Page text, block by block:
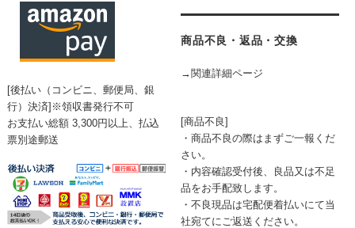
[後払い（コンビニ、郵便局、銀
行）決済]※領収書発行不可
お支払い総額 3,300円以上、払込
票別途郵送
商品不良・返品・交換
→関連詳細ページ
[商品不良]
・商品不良の際はまずご一報くだ
さい。
・内容確認受付後、良品又は不足
品をお手配致します。
・不良現品は宅配便着払いにて当
社宛てにご返送ください。